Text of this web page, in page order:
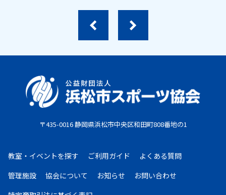
〒435-0016 静岡県浜松市中央区和田町808番地の1
教室・イベントを探す ご利用ガイド
よくある質問
管理施設
協会について お知らせ
お問い合わせ